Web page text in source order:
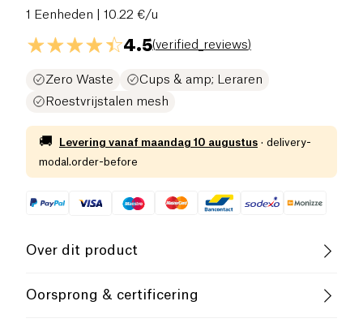
1 Eenheden | 10.22 €/u
4.5(verified_reviews)
Zero Waste
Cups & amp; Leraren
Roestvrijstalen mesh
🚚 Levering vanaf maandag 10 augustus · delivery-
modal.order-before
Over dit product
beweging en kan gebruikt worden voor kopjes,
Oorsprong & certificering